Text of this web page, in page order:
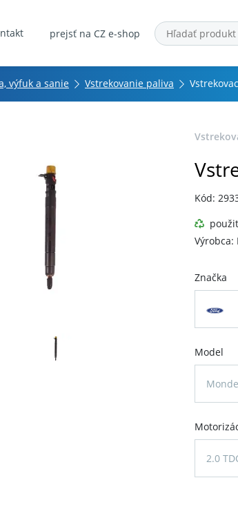
prejsť na CZ e-shop
výfuk a sanie Vstrekovanie paliva
Kód:
Výrobca:
Značka
Model
2.0